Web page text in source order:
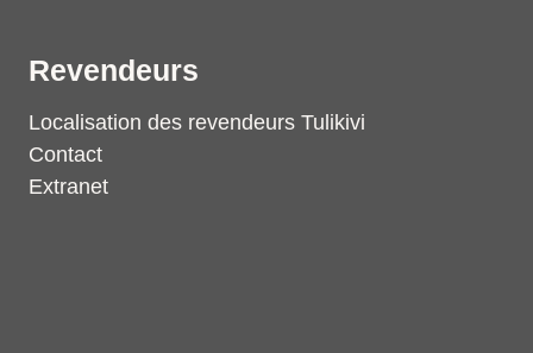
Revendeurs
Localisation des revendeurs Tulikivi
Contact
Extranet